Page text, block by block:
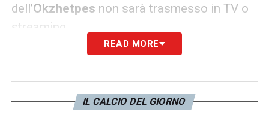
dell’Okzhetpes non sarà trasmesso in TV o
streaming.
Qualora le bianconere affrontassero
contare sulla copertura televisiva. Uno
smacco per i tifosi che sin qui hanno potuto
READ MORE
IL CALCIO DEL GIORNO